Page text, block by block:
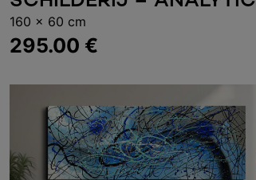
295.00 €
160 x 60 cm